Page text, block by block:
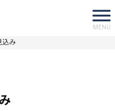
MENU
込み